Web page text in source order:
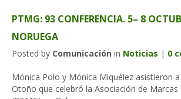
PTMG: 93 CONFERENCIA. 5– 8
NORUEGA
Posted by Comunicación in Noticias | 0
Mónica Polo y Mónica Miquélez asistieron
Otoño que celebró la Asociación de Marcas